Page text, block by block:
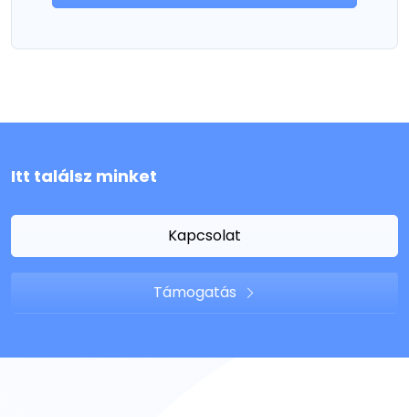
Itt találsz minket
Kapcsolat
Támogatás